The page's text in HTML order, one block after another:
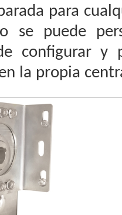
para
se puede
configurar y
la propia